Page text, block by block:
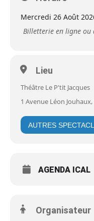
Mercredi 26 Août
Billetterie en ligne ou
Lieu
Théâtre Le P'tit Jacques
1 Avenue Léon
AUTRES
AGENDA ICAL
Organisateur